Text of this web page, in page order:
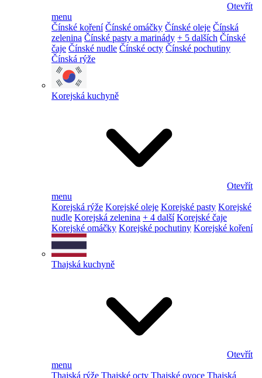
Otevřít
menu
Čínské koření Čínské omáčky Čínské oleje Čínská
zelenina Čínské pasty a marinády + 5 dalších Čínské
čaje Čínské nudle Čínské octy Čínské pochutiny
Čínská rýže
Korejská kuchyně
Otevřít
menu
Korejská rýže Korejské oleje Korejské pasty Korejské
nudle Korejská zelenina + 4 další Korejské čaje
Korejské omáčky Korejské pochutiny Korejské koření
Thajská kuchyně
Otevřít
menu
Thajská rýže Thajské octy Thajské ovoce Thajská